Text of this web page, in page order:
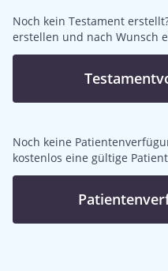
Noch kein Testament
erstellen und nach Wunsch
Noch keine
kostenlos eine gültige